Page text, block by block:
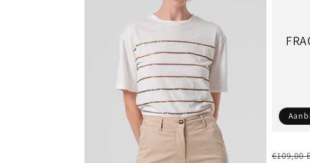
€109,00